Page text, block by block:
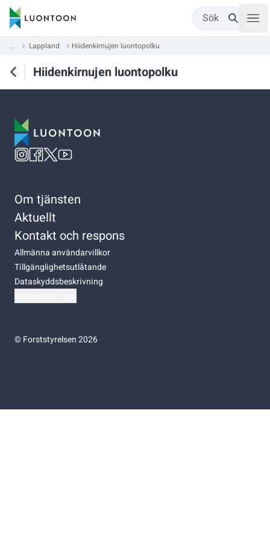
Sök
... Lappland Hiidenkirnujen luontopolku
Hiidenkirnujen luontopolku
Om tjänsten
Aktuellt
Kontakt och respons
Allmänna användarvillkor
Tillgänglighetsutlåtande
Dataskyddsbeskrivning
©Forststyrelsen 2026